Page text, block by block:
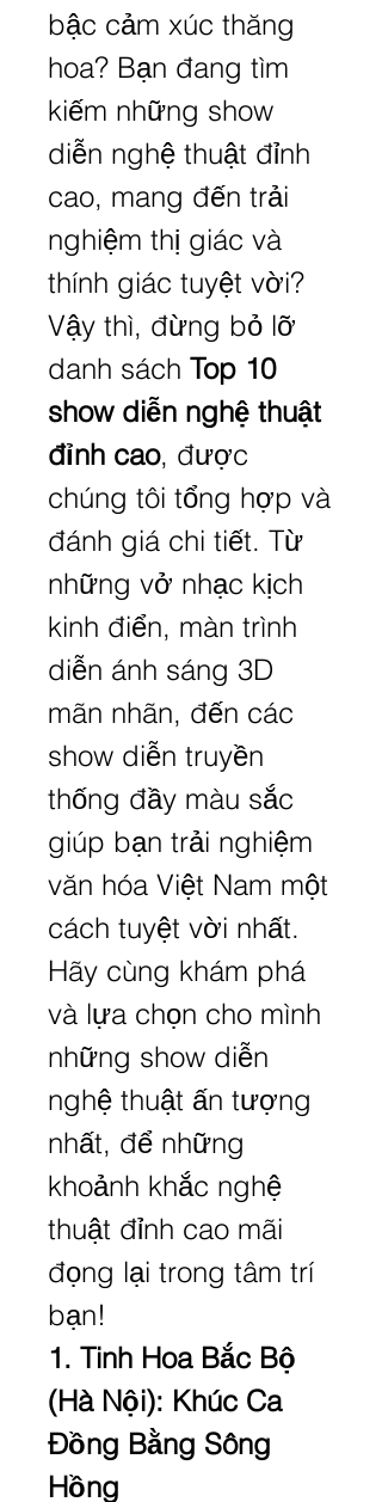
bậc cảm xúc thăng
hoa? Bạn đang tìm
kiếm những show
diễn nghệ thuật đỉnh
cao, mang đến trải
nghiệm thị giác và
thính giác tuyệt vời?
Vậy thì, đừng bỏ lỡ
danh sách Top 10
show diễn nghệ thuật
đỉnh cao, được
chúng tôi tổng hợp và
đánh giá chi tiết. Từ
những vở nhạc kịch
kinh điển, màn trình
diễn ánh sáng 3D
mãn nhãn, đến các
show diễn truyền
thống đầy màu sắc
giúp bạn trải nghiệm
văn hóa Việt Nam một
cách tuyệt vời nhất.
Hãy cùng khám phá
và lựa chọn cho mình
những show diễn
nghệ thuật ấn tượng
nhất, để những
khoảnh khắc nghệ
thuật đỉnh cao mãi
đọng lại trong tâm trí
bạn!
1. Tinh Hoa Bắc Bộ
(Hà Nội): Khúc Ca
Đồng Bằng Sông
Hồng